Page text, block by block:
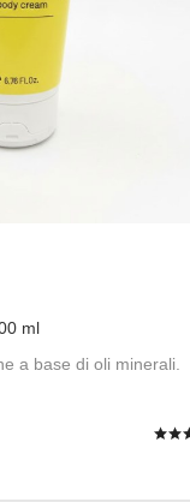
ml
a base di oli minerali.